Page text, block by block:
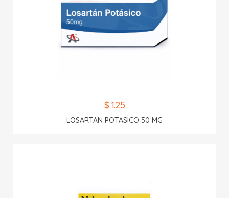
$ 1.25
LOSARTAN POTASICO 50 MG